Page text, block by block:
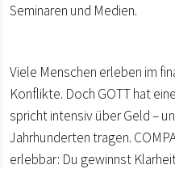
Seminaren und Medien.
Viele Menschen erleben im
Konflikte. Doch GOTT hat
spricht intensiv über Geld –
Jahrhunderten tragen.
erlebbar: Du gewinnst